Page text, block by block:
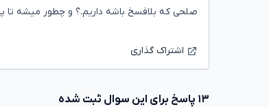
صلحی که بلافسخ باشه داریم.؟ و چطور میشه تا
اشتراک گذاری
۱۳ پاسخ برای این سوال ثبت شده